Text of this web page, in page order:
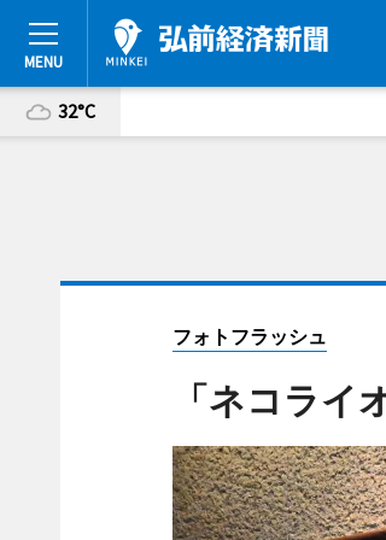
32°C
フォトフラッシュ
「ネコライ